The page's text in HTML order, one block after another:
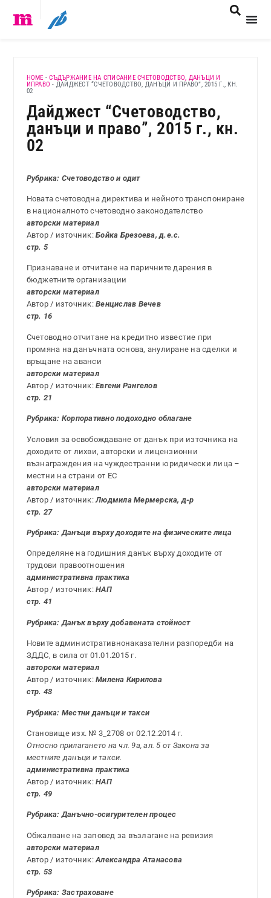
HOME -СЪДЪРЖАНИЕ НА СПИСАНИЕ СЧЕТОВОДСТВО, ДАНЪЦИ И
ИПРАВО - ДАЙДЖЕСТ “СЧЕТОВОДСТВО, ДАНЪЦИ И ПРАВО”, 2015 Г., КН.
02
Дайджест “Счетоводство,
данъци и право”, 2015 г., кн.
02
Рубрика: Счетоводство и одит
Новата счетоводна директива и нейното транспониране
в националното счетоводно законодателство
авторски материал
Автор / източник:Бойка Брезоева, д.е.с.
стр. 5
Признаване и отчитане на паричните дарения в
бюджетните организации
авторски материал
Автор / източник:Венцислав Вечев
стр. 16
Счетоводно отчитане на кредитно известие при
промяна на данъчната основа, анулиране на сделки и
връщане на аванси
авторски материал
Автор / източник:Евгени Рангелов
стр. 21
Рубрика: Корпоративно подоходно облагане
Условия за освобождаване от данък при източника на
доходите от лихви, авторски и лицензионни
възнаграждения на чуждестранни юридически лица –
местни на страни от ЕС
авторски материал
Автор / източник:Людмила Мермерска, д-р
стр. 27
Рубрика: Данъци върху доходите на физическите лица
Определяне на годишния данък върху доходите от
трудови правоотношения
административна практика
Автор / източник:НАП
стр. 41
Рубрика: Данък върху добавената стойност
Новите административнонаказателни разпоредби на
ЗДДС, в сила от 01.01.2015 г.
авторски материал
Автор / източник:Милена Кирилова
стр. 43
Рубрика: Местни данъци и такси
Становище изх. № 3_2708 от 02.12.2014 г.
Относно прилагането на чл. 9a, ал. 5 от Закона за
местните данъци и такси.
административна практика
Автор / източник:НАП
стр. 49
Рубрика: Данъчно-осигурителен процес
Обжалване на заповед за възлагане на ревизия
авторски материал
Автор / източник:Александра Атанасова
стр. 53
Рубрика: Застраховане